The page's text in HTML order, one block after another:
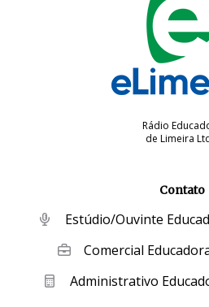
Rádio
de Limeira
Contato
Estúdio/Ouvinte
Comercial
Administrativo